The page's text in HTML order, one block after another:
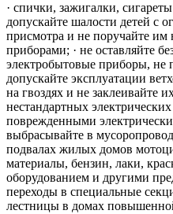
· спички, зажигалки,
допускайте шалости детей с
присмотра и не поручайте
приборами; · не оставляйте
электробытовые приборы, не
допускайте эксплуатации
на гвоздях и не заклеивайте
нестандартных
поврежденными
выбрасывайте в
подвалах жилых домов
материалы, бензин, лаки,
оборудованием и другими
переходы в специальные
лестницы в домах